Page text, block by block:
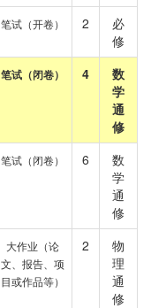
笔试（开卷） 2
必
修
笔试（闭卷） 4
数
学
通
修
笔试（闭卷） 6
数
学
通
修
大作业（论
文、报告、项
目或作品等）
2
物
理
通
修